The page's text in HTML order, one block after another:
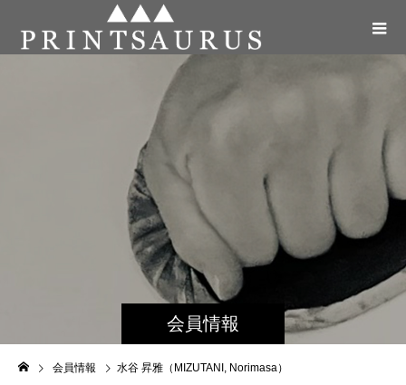
会員情報
会員情報 水谷 昇雅（MIZUTANI, Norimasa）